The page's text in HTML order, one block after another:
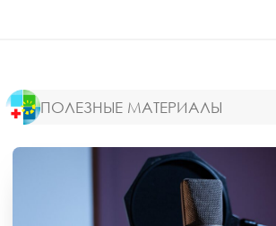
ПОЛЕЗНЫЕ МАТЕРИАЛЫ